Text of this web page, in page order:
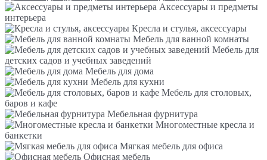
Аксессуары и предметы
интерьера
Кресла и стулья, аксессуары
Мебель для ванной комнаты
Мебель для
детских садов и учебных заведений
Мебель для дома
Мебель для кухни
Мебель для столовых,
баров и кафе
Мебельная фурнитура
Многоместные кресла и
банкетки
Мягкая мебель для офиса
Офисная мебель